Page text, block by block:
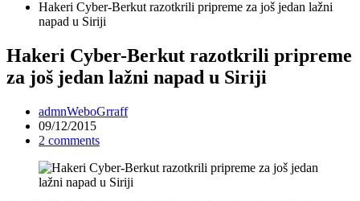
Hakeri Cyber-Berkut razotkrili pripreme za još jedan lažni
napad u Siriji
Hakeri Cyber-Berkut razotkrili pripreme
za još jedan lažni napad u Siriji
admnWeboGrraff
09/12/2015
2 comments